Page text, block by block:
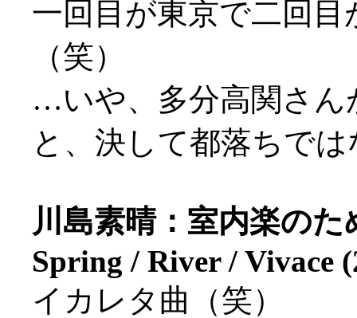
一回目が東京で二回
（笑）
…いや、多分高関さん
と、決して都落ちで
川島素晴：室内楽の
Spring / River / Vivace
イカレタ曲（笑）